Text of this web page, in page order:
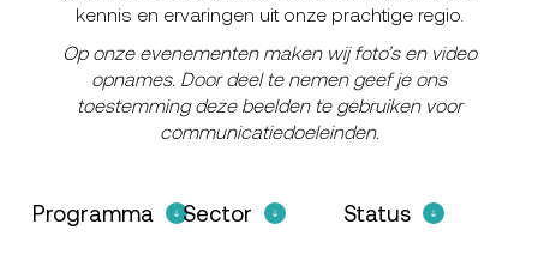
kennis en ervaringen uit onze prachtige regio.
Op onze evenementen maken wij foto’s en video
opnames. Door deel te nemen geef je ons
toestemming deze beelden te gebruiken voor
communicatiedoeleinden.
Programma Sector Status